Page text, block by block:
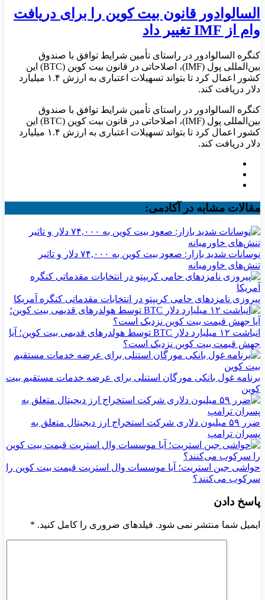
السالوادور قانون بیت کوین را برای دریافت
وام از IMF تغییر داد
کنگره السالوادور در راستای تأمین شرایط توافق با صندوق
بین‌المللی پول (IMF)، اصلاحاتی در قانون بیت کوین (BTC) این
کشور اعمال کرد تا بتواند تسهیلات اعتباری به ارزش ۱.۴ میلیارد
دلار دریافت کند.
کنگره السالوادور در راستای تأمین شرایط توافق با صندوق
بین‌المللی پول (IMF)، اصلاحاتی در قانون بیت کوین (BTC) این
کشور اعمال کرد تا بتواند تسهیلات اعتباری به ارزش ۱.۴ میلیارد
دلار دریافت کند.
مقالات مشابه در آکادمی:
نوسانات شدید بازار: صعود بیت کوین به ۷۴,۰۰۰ دلار و تاثیر
تنش‌های خاورمیانه
پیروزی نامزدهای حامی کریپتو در انتخابات مقدماتی کنگره آمریکا
انباشت ۱۲ میلیارد دلار BTC توسط هولدرهای قدیمی بیت کوین؛ آیا
جهش قیمت بیت کوین نزدیک است؟
برنامه غول بانکی مورگان استنلی برای عرضه خدمات مستقیم بیت
کوین
ضرر ۵۹ میلیون دلاری شرکت استخراج ارز دیجیتال متعلق به
پسران ترامپ
حواشی جین استریت؛ آیا موسسات وال استریت قیمت بیت کوین را
سرکوب می‌کنند؟
پاسخ دادن
ایمیل شما منتشر نمی شود. فیلدهای ضروری را کامل کنید. *